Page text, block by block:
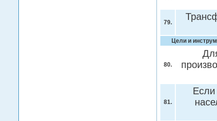
79.
Цели и
80.
81.
Если